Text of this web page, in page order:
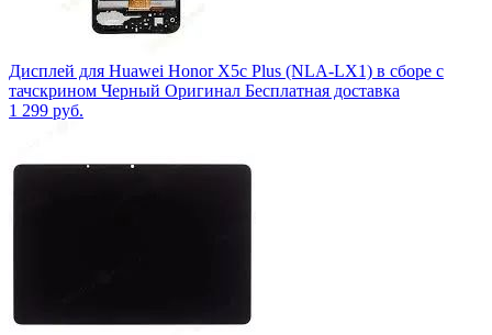
Дисплей для Huawei Honor X5c Plus (NLA-LX1) в сборе с
тачскрином Черный Оригинал Бесплатная доставка
1 299 руб.